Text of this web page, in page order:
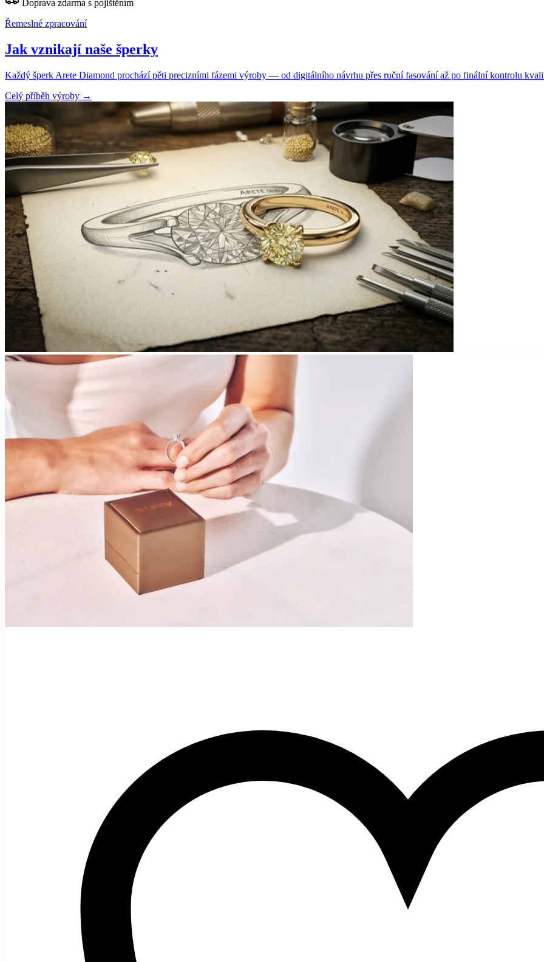
Doprava zdarma s pojištěním
Řemeslné zpracování
Jak vznikají naše šperky
Každý šperk Arete Diamond prochází pěti precizními fázemi výroby — od digitálního návrhu přes ruční fasování až po finální kontrolu
Celý příběh výroby →